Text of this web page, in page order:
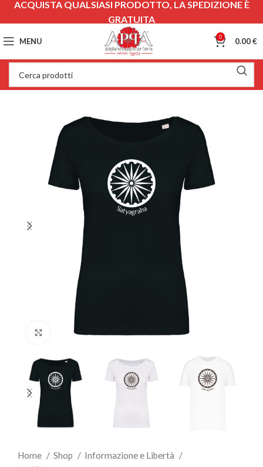
MENU 0 0.00€
Clicca per ingrandire
Home Shop Informazione e Libertà
ACQUISTA QUALSIASI PRODOTTO, LA SPEDIZIONE È
GRATUITA